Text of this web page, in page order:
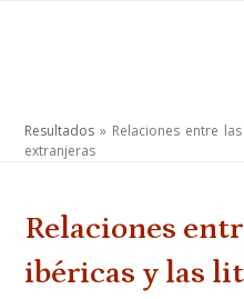
Resultados » Relaciones entre
extranjeras
Relaciones
ibéricas y las